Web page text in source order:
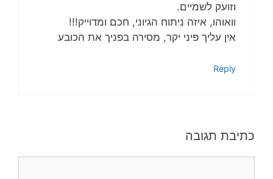
וזועק לשמיים.
וואוהו, איזה ניתוח הגיוני, חכם ומדוייק!!!
אין עליך פיני יקר, מסירה בפניך את הכובע
Reply
כתיבת תגובה